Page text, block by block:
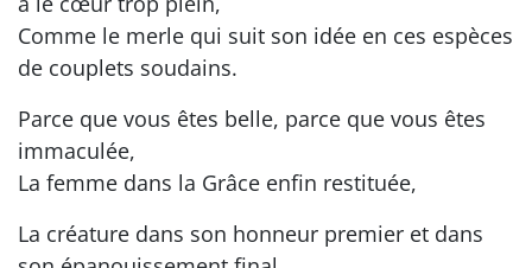
Comme le merle qui suit son idée en ces espèces
de couplets soudains.
Parce que vous êtes belle, parce que vous êtes
immaculée,
La femme dans la Grâce enfin restituée,
La créature dans son honneur premier et dans